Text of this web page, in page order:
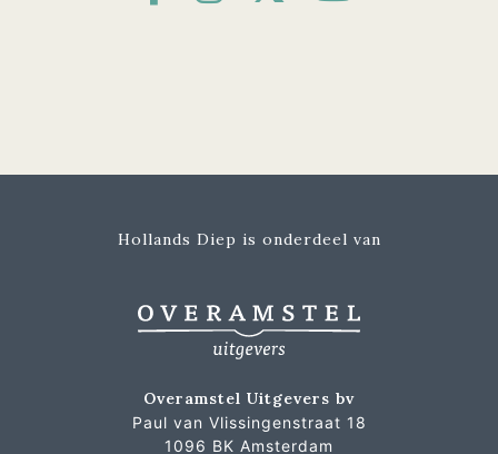
Hollands Diep is onderdeel van
Overamstel Uitgevers bv
Paul van Vlissingenstraat 18
1096 BK Amsterdam